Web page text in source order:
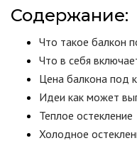
Содержание:
Что такое балкон
Что в себя
Цена балкона под
Идеи как может
Теплое остекление
Холодное